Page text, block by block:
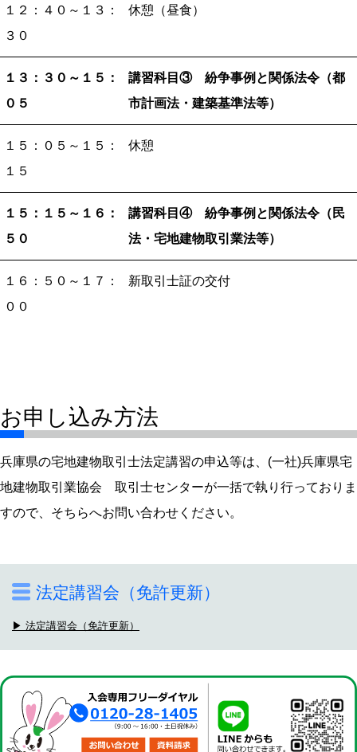
法定講習会（免許更新）
▶ 法定講習会（免許更新）
１２：４０～ １３：
３０
休憩（昼食）
１３：３０～ １５：
０５
講習科目③ 紛争事例と関係法令（都
市計画法・建築基準法等）
１５：０５～ １５：
１５
休憩
１５：１５～ １６：
５０
講習科目④ 紛争事例と関係法令（民
法・宅地建物取引業法等）
１６：５０～ １７：
００
新取引士証の交付
お申し込み方法
兵庫県の宅地建物取引士法定講習の申込等は、(一社)兵庫県宅
地建物取引業協会 取引士センターが一括で執り行っておりま
すので、そちらへお問い合わせください。